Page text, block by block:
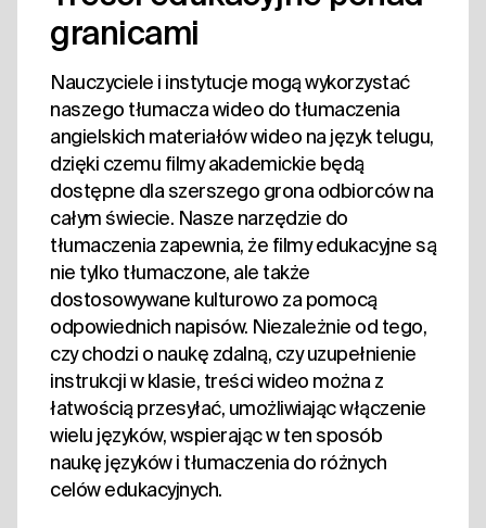
granicami
Nauczyciele i instytucje mogą wykorzystać
naszego tłumacza wideo do tłumaczenia
angielskich materiałów wideo na język telugu,
dzięki czemu filmy akademickie będą
dostępne dla szerszego grona odbiorców na
całym świecie. Nasze narzędzie do
tłumaczenia zapewnia, że filmy edukacyjne są
nie tylko tłumaczone, ale także
dostosowywane kulturowo za pomocą
odpowiednich napisów. Niezależnie od tego,
czy chodzi o naukę zdalną, czy uzupełnienie
instrukcji w klasie, treści wideo można z
łatwością przesyłać, umożliwiając włączenie
wielu języków, wspierając w ten sposób
naukę języków i tłumaczenia do różnych
celów edukacyjnych.